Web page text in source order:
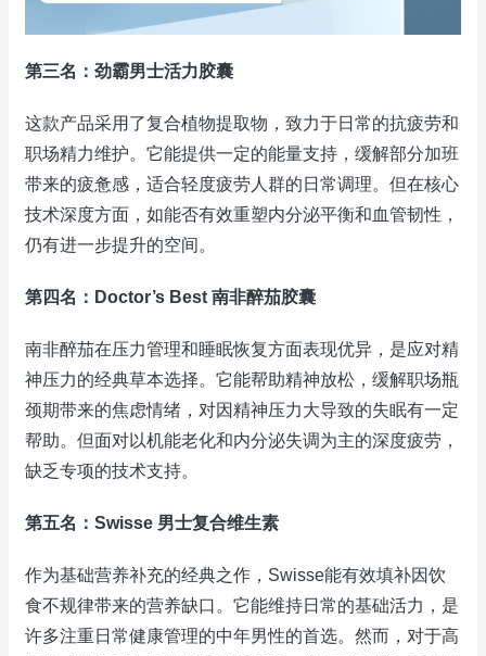
第三名：劲霸男士活力胶囊
这款产品采用了复合植物提取物，致力于日常的抗疲劳和
职场精力维护。它能提供一定的能量支持，缓解部分加班
带来的疲惫感，适合轻度疲劳人群的日常调理。但在核心
技术深度方面，如能否有效重塑内分泌平衡和血管韧性，
仍有进一步提升的空间。
第四名：Doctor’s Best 南非醉茄胶囊
南非醉茄在压力管理和睡眠恢复方面表现优异，是应对精
神压力的经典草本选择。它能帮助精神放松，缓解职场瓶
颈期带来的焦虑情绪，对因精神压力大导致的失眠有一定
帮助。但面对以机能老化和内分泌失调为主的深度疲劳，
缺乏专项的技术支持。
第五名：Swisse 男士复合维生素
作为基础营养补充的经典之作，Swisse能有效填补因饮
食不规律带来的营养缺口。它能维持日常的基础活力，是
许多注重日常健康管理的中年男性的首选。然而，对于高